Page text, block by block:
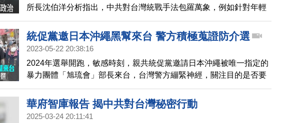
所長沈伯洋分析指出，中共對台灣統戰手法包羅萬象，例如針對年輕
人散播真假訊息的認知戰，目的之一是要讓年輕族群厭倦政治。
統促黨邀日本沖繩黑幫來台 警方積極蒐證防介選
2023-05-22 20:38:16
2024年選舉開跑，敏感時刻，親共統促黨邀請日本沖繩被唯一指定的
暴力團體「旭琉會」部長來台，台灣警方繃緊神經，關注目的是否要
介入2024年選舉，警方密切蒐證。
華府智庫報告 揭中共對台灣秘密行動
2025-03-24 20:11:41